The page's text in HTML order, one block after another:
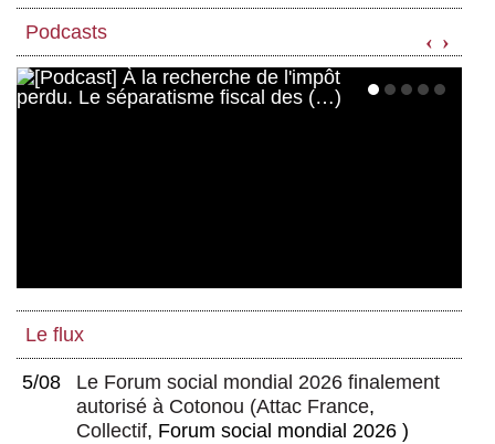
Podcasts ‹ ›
Le flux
5/08
Le Forum social mondial 2026 finalement
autorisé à Cotonou (Attac France,
Collectif, Forum social mondial 2026 )